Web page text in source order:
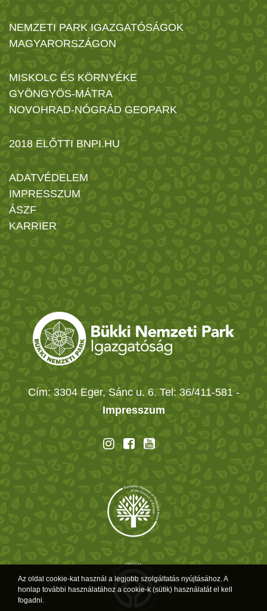
NEMZETI PARK IGAZGATÓSÁGOK
MAGYARORSZÁGON
MISKOLC ÉS KÖRNYÉKE
GYÖNGYÖS-MÁTRA
NOVOHRAD-NÓGRÁD GEOPARK
2018 ELŐTTI BNPI.HU
ADATVÉDELEM
IMPRESSZUM
ÁSZF
KARRIER
Cím: 3304 Eger, Sánc u. 6. Tel: 36/411-581 -
Impresszum
Az oldal cookie-kat használ a legjobb szolgáltatás nyújtásához. A
honlap további használatához a cookie-k (sütik) használatát el kell
fogadni.